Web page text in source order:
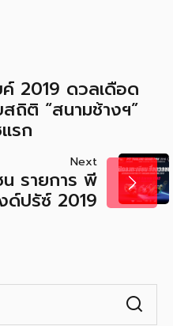
ค์ 2019 ดวลเดือด
สถิติ “สนามช้างฯ”
รก
Next
น รายการ พี
ด์ปรัซ์ 2019